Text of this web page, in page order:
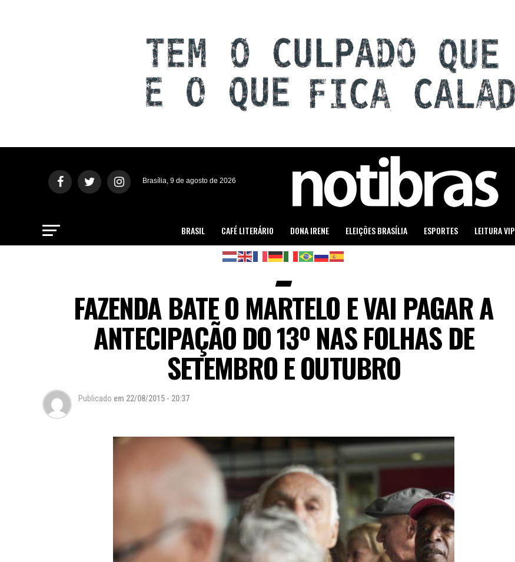
Brasília, 9 de agosto de 2026
BRASIL CAFÉ LITERÁRIO DONA IRENE ELEIÇÕES BRASÍLIA ESPORTES LEITURA VIP
FAZENDA BATE O MARTELO E VAI PAGAR A
ANTECIPAÇÃO DO 13º NAS FOLHAS DE
SETEMBRO E OUTUBRO
Publicado em 22/08/2015 - 20:37